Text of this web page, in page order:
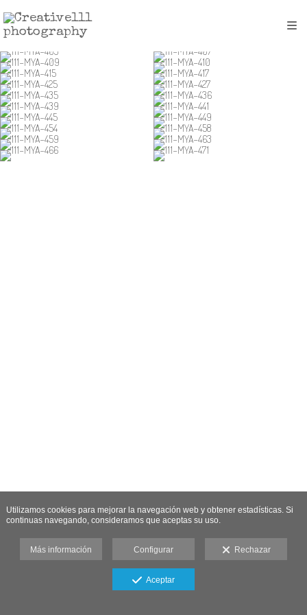
Utilizamos cookies para mejorar la navegación web y obtener estadísticas. Si
continuas navegando, consideramos que aceptas su uso.
Más información Configurar Rechazar
Aceptar